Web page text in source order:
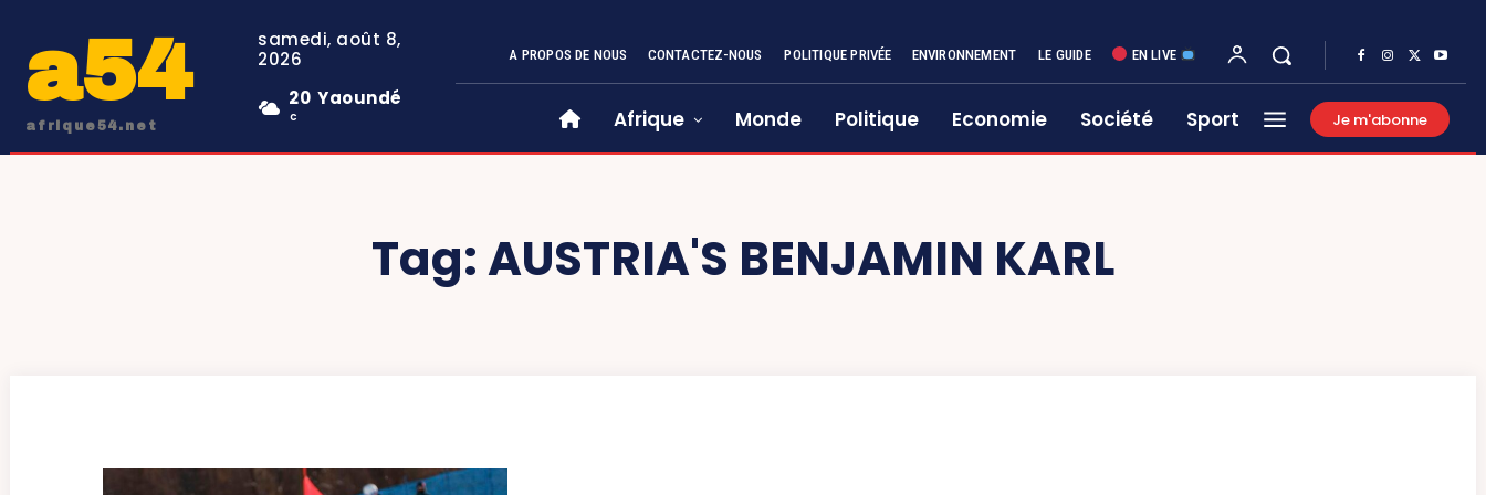
a54
afrique54.net
samedi, août 8,
2026
20
C
Yaoundé
A PROPOS DE NOUS CONTACTEZ-NOUS POLITIQUE PRIVÉE ENVIRONNEMENT LE GUIDE EN LIVE
Afrique Monde Politique Economie Société Sport Je m'abonne
Tag:AUSTRIA'S BENJAMIN KARL